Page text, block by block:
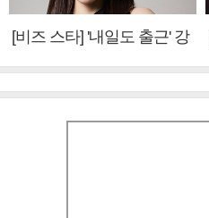
[비즈 스타] '내일도 출근' 강